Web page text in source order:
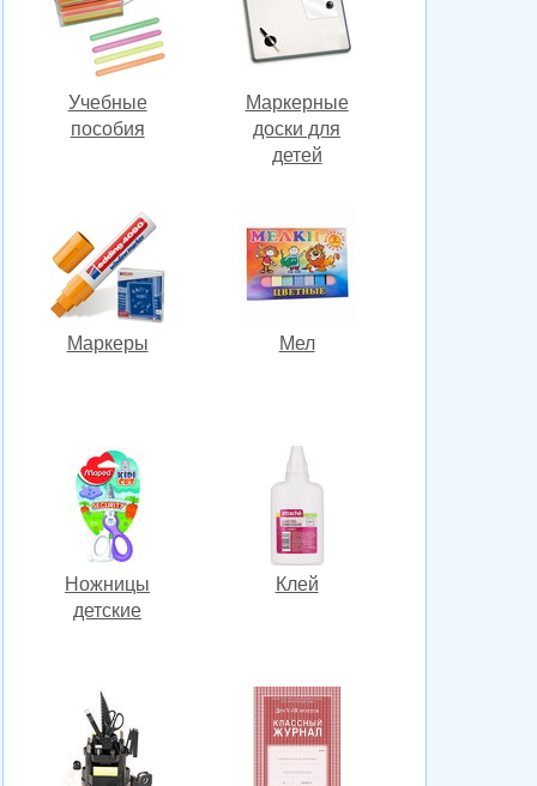
Учебные
пособия
Маркерные
доски для
детей
Маркеры Мел
Ножницы
детские
Клей